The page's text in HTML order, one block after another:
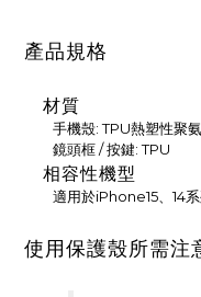
產品規格
材質
手機殼: TPU熱塑性聚氨
鏡頭框 / 按鍵: TPU
相容性機型
適用於iPhone15、14系
使用保護殼所需注